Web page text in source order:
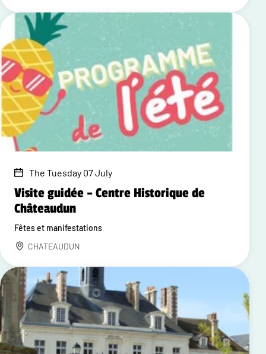
The Tuesday 07 July
Visite guidée – Centre Historique de
Châteaudun
Fêtes et manifestations
CHATEAUDUN